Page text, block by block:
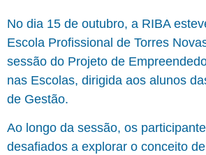
No dia 15 de outubro, a RIBA
Escola Profissional de Torres
sessão do Projeto de
nas Escolas, dirigida aos alunos
de Gestão.
Ao longo da sessão, os
desafiados a explorar o conceito de